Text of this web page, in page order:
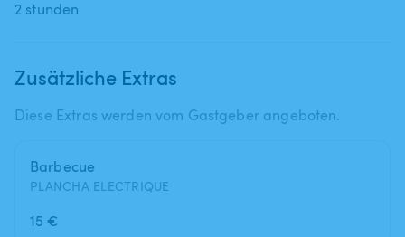
2 stunden
Zusätzliche Extras
Diese Extras werden vom Gastgeber angeboten.
Barbecue
PLANCHA ELECTRIQUE
15 €